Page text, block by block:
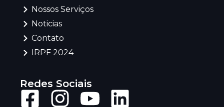
Nossos Serviços
Noticias
Contato
IRPF 2024
Redes Sociais